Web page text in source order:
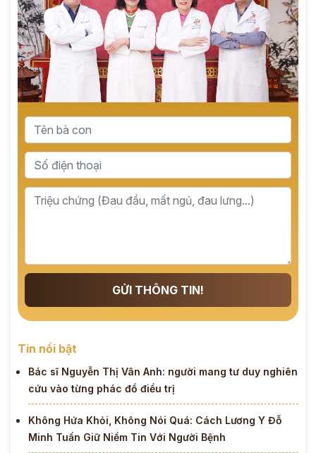
GỬI THÔNG TIN!
Tin nổi bật
Bác sĩ Nguyễn Thị Vân Anh: người mang tư duy nghiên
cứu vào từng phác đồ điều trị
Không Hứa Khỏi, Không Nói Quá: Cách Lương Y Đỗ
Minh Tuấn Giữ Niềm Tin Với Người Bệnh